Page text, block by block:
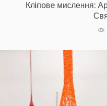
Кліпове мислення: